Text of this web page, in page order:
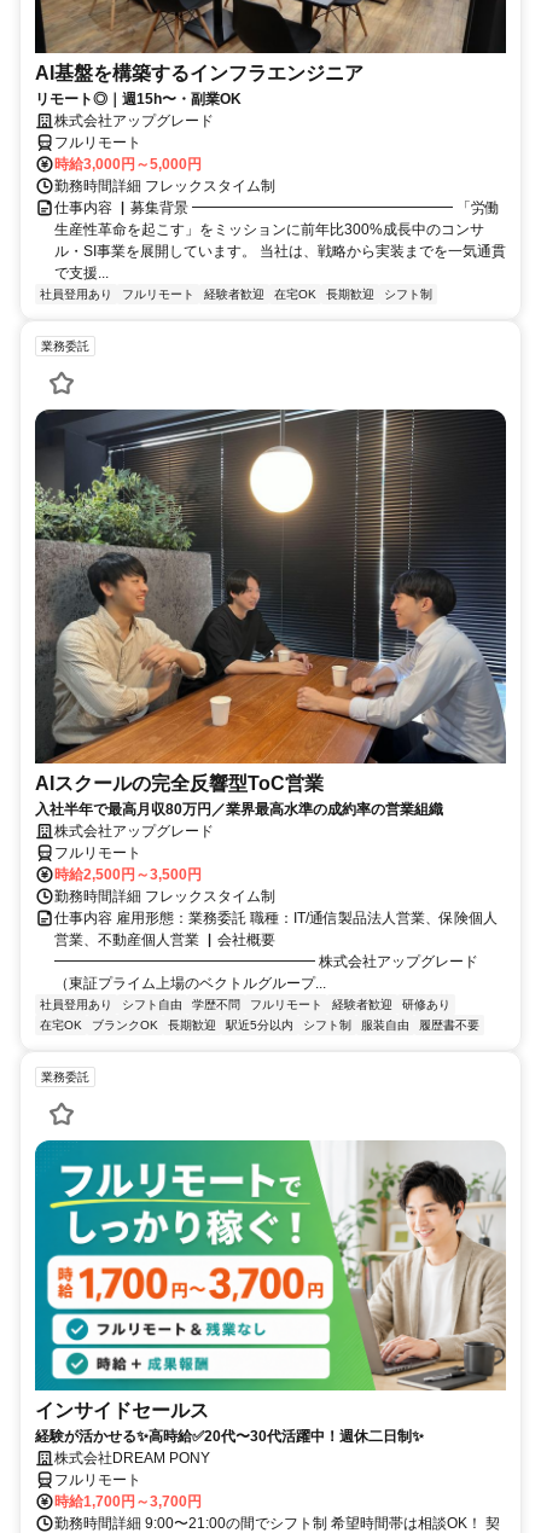
AI基盤を構築するインフラエンジニア
リモート◎｜週15h〜・副業OK
株式会社アップグレード
フルリモート
時給3,000円～5,000円
勤務時間詳細 フレックスタイム制
仕事内容 ▏募集背景 ━━━━━━━━━━━━━━━━━━ 「労働
生産性革命を起こす」をミッションに前年比300%成長中のコンサ
ル・SI事業を展開しています。 当社は、戦略から実装までを一気通貫
で支援...
社員登用あり フルリモート 経験者歓迎 在宅OK 長期歓迎 シフト制
業務委託
AIスクールの完全反響型ToC営業
入社半年で最高月収80万円／業界最高水準の成約率の営業組織
株式会社アップグレード
フルリモート
時給2,500円～3,500円
勤務時間詳細 フレックスタイム制
仕事内容 雇用形態：業務委託 職種：IT/通信製品法人営業、保険個人
営業、不動産個人営業 ▏会社概要
━━━━━━━━━━━━━━━━━━ 株式会社アップグレード
（東証プライム上場のベクトルグループ...
社員登用あり シフト自由 学歴不問 フルリモート 経験者歓迎
研修あり
在宅OK
ブランクOK 長期歓迎 駅近5分以内 シフト制 服装自由 履歴書不要
業務委託
インサイドセールス
経験が活かせる✨高時給✅20代〜30代活躍中！週休二日制✨
株式会社DREAM PONY
フルリモート
時給1,700円～3,700円
勤務時間詳細 9:00〜21:00の間でシフト制 希望時間帯は相談OK！ 契